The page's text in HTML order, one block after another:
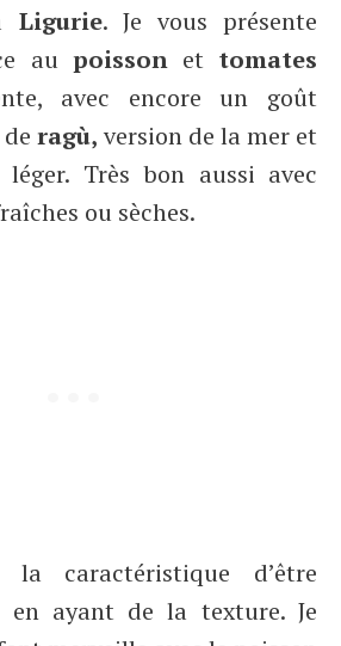
Ligurie. Je vous présente
au poissonet tomates
avec encore un goût
deragù, version de la mer et
Très bon aussi avec
ou sèches.
caractéristique d’être
en ayant de la texture. Je